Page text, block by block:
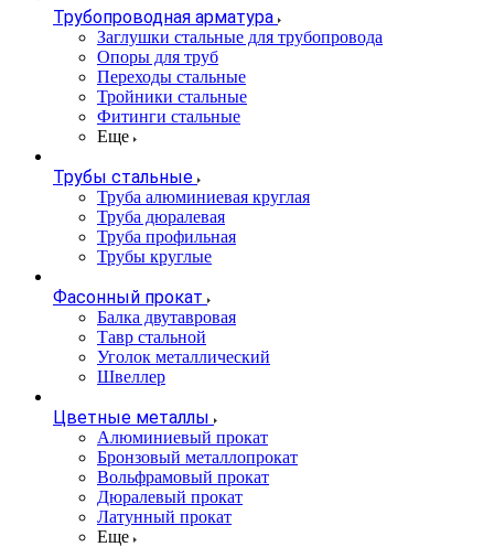
Трубопроводная арматура
Заглушки стальные для трубопровода
Опоры для труб
Переходы стальные
Тройники стальные
Фитинги стальные
Еще
Трубы стальные
Труба алюминиевая круглая
Труба дюралевая
Труба профильная
Трубы круглые
Фасонный прокат
Балка двутавровая
Тавр стальной
Уголок металлический
Швеллер
Цветные металлы
Алюминиевый прокат
Бронзовый металлопрокат
Вольфрамовый прокат
Дюралевый прокат
Латунный прокат
Еще